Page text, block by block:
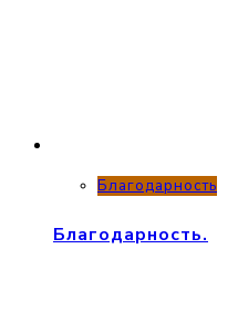
Благодарность
Благодарность.